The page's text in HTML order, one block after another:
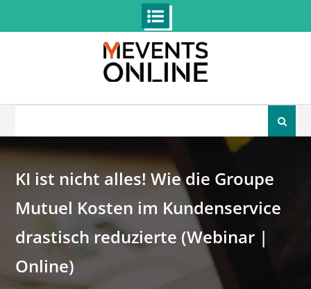
KI ist nicht alles! Wie die Groupe
Mutuel Kosten im Kundenservice
drastisch reduzierte (Webinar |
Online)